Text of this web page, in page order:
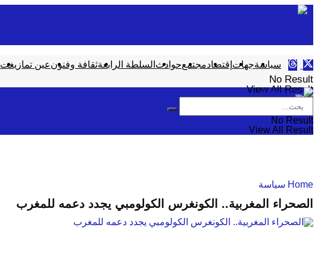
سياسةجهات إقتصادمجتمعحوادث السلطة الرابعةثقافة وفنونعين تمازيغت
No Result
View All Result
No Result
View All Result
Home سياسة
الصحراء المغربية.. الكونغرس الكولومبي يجدد دعمه للمغرب